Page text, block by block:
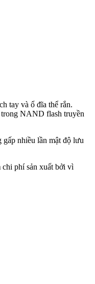
tay và ổ đĩa thể rắn.
NAND flash truyền
nhiều lần mật độ lưu
phí sản xuất bởi vì